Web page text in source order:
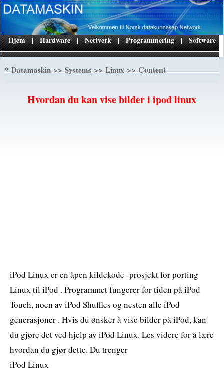
|
Hjem | Hardware | Nettverk | Programmering | Software
*Datamaskin>>Systems>>Linux>> Content
Hvordan du kan vise bilder i ipod linux
iPod Linux er en åpen kildekode- prosjekt for porting
Linux til iPod . Programmet fungerer for tiden på iPod
Touch, noen av iPod Shuffles og nesten alle iPod
generasjoner . Hvis du ønsker å vise bilder på iPod, kan
du gjøre det ved hjelp av iPod Linux. Les videre for å lære
hvordan du gjør dette. Du trenger
iPod Linux